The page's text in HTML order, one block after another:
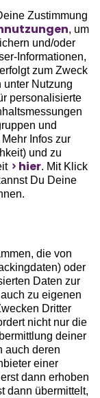
Zustimmung
, um
und/oder
Informationen,
zum Zweck
unter Nutzung
personalisierte
und
Infos zur
und zu
hier. Mit Klick
Du Deine
die von
oder
Daten zur
zu eigenen
Dritter
nicht nur die
deiner
auch deren
einer
dann erhoben
dann übermittelt,